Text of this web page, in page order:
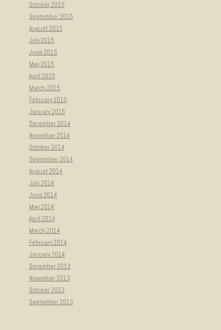
October 2015
September 2015
August 2015
July 2015
June 2015
May 2015
April 2015
March 2015
February 2015
January 2015
December 2014
November 2014
October 2014
September 2014
August 2014
July 2014
June 2014
May 2014
April 2014
March 2014
February 2014
January 2014
December 2013
November 2013
October 2013
September 2013